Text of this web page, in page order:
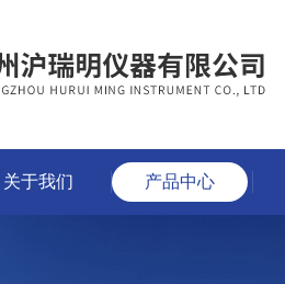
关于我们 产品中心